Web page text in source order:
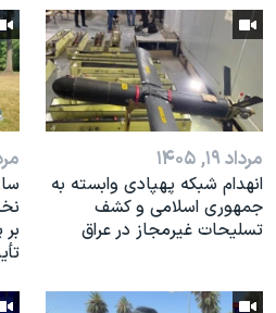
نرگس محمدی برنده جایزه نوبل صلح
همایش محافظه‌کاران آمریکا
صفحه‌های ویژه
سفر پرزیدنت ترامپ به چینمرداد ۱۹, ۱۴۰۵
انهدام شبکه پهپادی وابسته به
جمهوری اسلامی و کشف
تسلیحات غیرمجاز در عراق